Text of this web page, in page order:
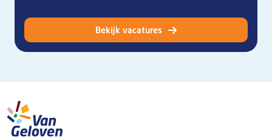
Bekijk vacatures